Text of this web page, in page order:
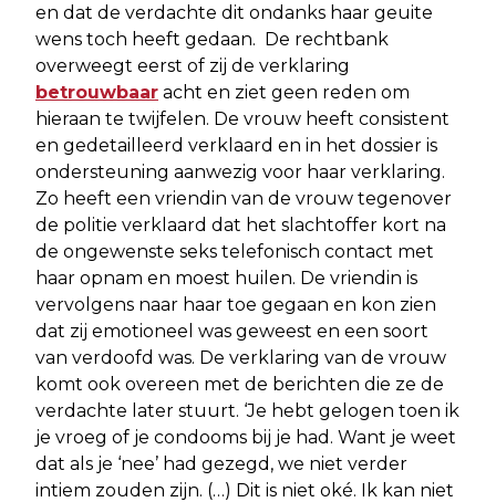
en dat de verdachte dit ondanks haar geuite
wens toch heeft gedaan. De rechtbank
overweegt eerst of zij de verklaring
betrouwbaar acht en ziet geen reden om
hieraan te twijfelen. De vrouw heeft consistent
en gedetailleerd verklaard en in het dossier is
ondersteuning aanwezig voor haar verklaring.
Zo heeft een vriendin van de vrouw tegenover
de politie verklaard dat het slachtoffer kort na
de ongewenste seks telefonisch contact met
haar opnam en moest huilen. De vriendin is
vervolgens naar haar toe gegaan en kon zien
dat zij emotioneel was geweest en een soort
van verdoofd was. De verklaring van de vrouw
komt ook overeen met de berichten die ze de
verdachte later stuurt. ‘Je hebt gelogen toen ik
je vroeg of je condooms bij je had. Want je weet
dat als je ‘nee’ had gezegd, we niet verder
intiem zouden zijn. (…) Dit is niet oké. Ik kan niet